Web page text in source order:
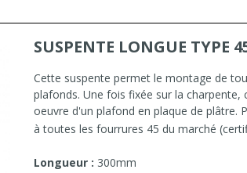
SUSPENTE LONGUE TYPE
Cette suspente permet le montage de
plafonds. Une fois fixée sur la
oeuvre d'un plafond en plaque de plâtre.
à toutes les fourrures 45 du marché
Longueur : 300mm